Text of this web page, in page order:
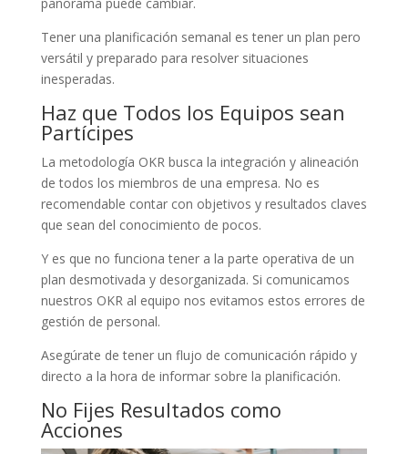
panorama puede cambiar.
Tener una planificación semanal es tener un plan pero
versátil y preparado para resolver situaciones
inesperadas.
Haz que Todos los Equipos sean
Partícipes
La metodología OKR busca la integración y alineación
de todos los miembros de una empresa. No es
recomendable contar con objetivos y resultados claves
que sean del conocimiento de pocos.
Y es que no funciona tener a la parte operativa de un
plan desmotivada y desorganizada. Si comunicamos
nuestros OKR al equipo nos evitamos estos errores de
gestión de personal.
Asegúrate de tener un flujo de comunicación rápido y
directo a la hora de informar sobre la planificación.
No Fijes Resultados como
Acciones